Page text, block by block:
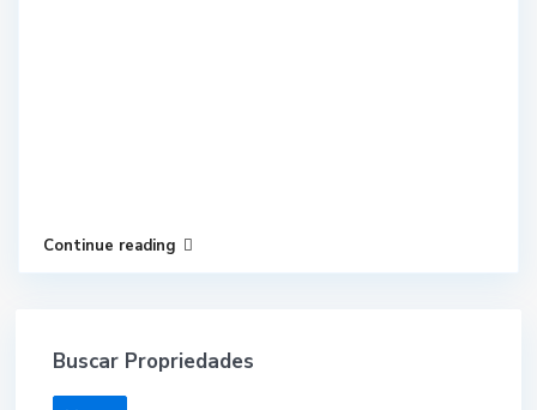
Continue reading
Buscar Propriedades